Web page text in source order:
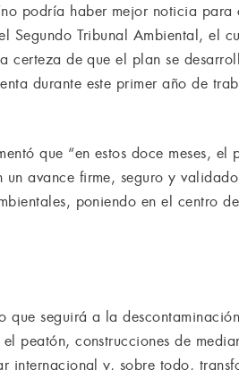
podría haber mejor noticia para
Segundo Tribunal Ambiental, el
certeza de que el plan se
durante este primer año de
que “en estos doce meses, el
un avance firme, seguro y
poniendo en el centro
seguirá a la
peatón, construcciones de
internacional y, sobre todo,